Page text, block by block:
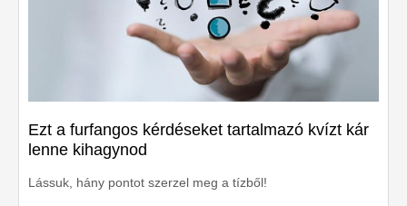
Ezt a furfangos kérdéseket tartalmazó kvízt kár
lenne kihagynod
Lássuk, hány pontot szerzel meg a tízből!